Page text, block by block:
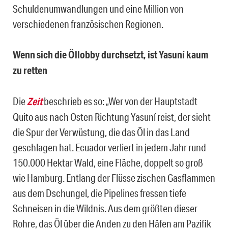
Schuldenumwandlungen und eine Million von
verschiedenen französischen Regionen.
Wenn sich die Öllobby durchsetzt, ist Yasuní kaum
zu retten
DieZeitbeschrieb es so: „Wer von der Hauptstadt
Quito aus nach Osten Richtung Yasuní reist, der sieht
die Spur der Verwüstung, die das Öl in das Land
geschlagen hat. Ecuador verliert in jedem Jahr rund
150.000 Hektar Wald, eine Fläche, doppelt so groß
wie Hamburg. Entlang der Flüsse zischen Gasflammen
aus dem Dschungel, die Pipelines fressen tiefe
Schneisen in die Wildnis. Aus dem größten dieser
Rohre, das Öl über die Anden zu den Häfen am Pazifik